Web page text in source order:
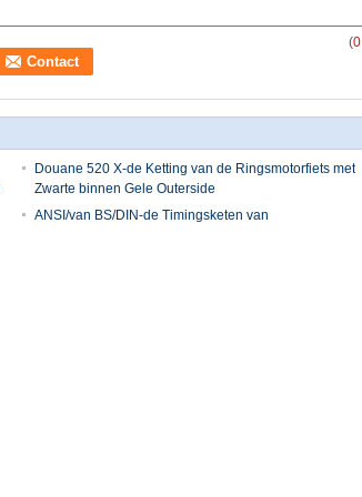
(0
Douane 520 X-de Ketting van de Ringsmotorfiets met
Zwarte binnen Gele Outerside
ANSI/van BS/DIN-de Timingsketen van